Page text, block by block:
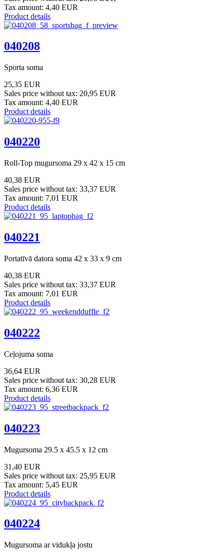
Tax amount: 4,40 EUR
Product details
040208
Sporta soma
25,35 EUR
Sales price without tax: 20,95 EUR
Tax amount: 4,40 EUR
Product details
040220
Roll-Top mugursoma 29 x 42 x 15 cm
40,38 EUR
Sales price without tax: 33,37 EUR
Tax amount: 7,01 EUR
Product details
040221
Portatīvā datora soma 42 x 33 x 9 cm
40,38 EUR
Sales price without tax: 33,37 EUR
Tax amount: 7,01 EUR
Product details
040222
Ceļojuma soma
36,64 EUR
Sales price without tax: 30,28 EUR
Tax amount: 6,36 EUR
Product details
040223
Mugursoma 29.5 x 45.5 x 12 cm
31,40 EUR
Sales price without tax: 25,95 EUR
Tax amount: 5,45 EUR
Product details
040224
Mugursoma ar vidukļa jostu